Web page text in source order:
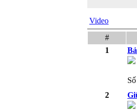
Video
#
1
2